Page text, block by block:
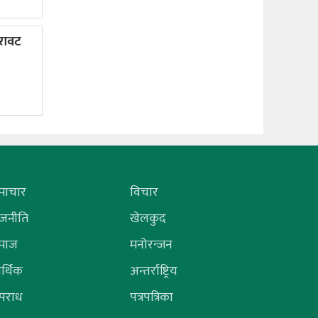
विचार
खेलकुद
मनोरन्जन
अन्तर्राष्ट्रिय
पत्रपत्रिका